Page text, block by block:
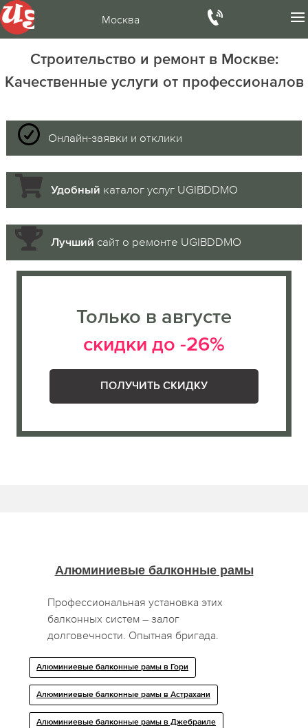
Москва
Строительство и ремонт в Москве:
Качественные услуги от профессионалов
Онлайн-заявки и отклики
Удобный каталог услуг UGIBDDMO
Лучший сайт о ремонте UGIBDDMO
Только в августе
скидки до -26%
ПОЛУЧИТЬ СКИДКУ
Алюминиевые балконные рамы
Профессиональная установка этих
балконных систем – залог
долговечности. Опытная бригада.
Алюминиевые балконные рамы в Гори
Алюминиевые балконные рамы в Астрахани
Алюминиевые балконные рамы в Джебраиле